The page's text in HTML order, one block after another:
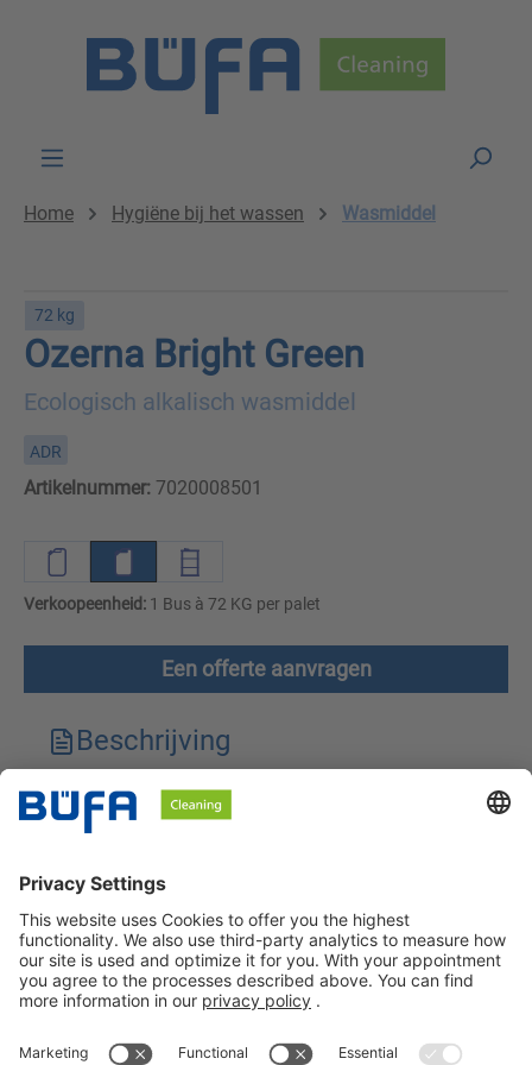
Home Hygiëne bij het wassen Wasmiddel
72 kg
Ozerna Bright Green
Ecologisch alkalisch wasmiddel
ADR
Artikelnummer: 7020008501
Verkoopeenheid: 1 Bus à 72 KG per palet
Een offerte aanvragen
Beschrijving
Technische kenmerken
Veiligheidsinstructies